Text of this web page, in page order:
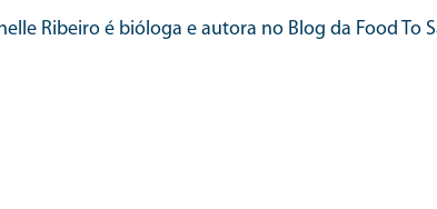
Ribeiro é bióloga e autora no Blog da Food To